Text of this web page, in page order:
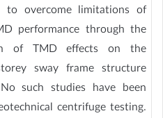
overcome limitations of
performance through the
of TMD effects on the
sway frame structure
such studies have been
centrifuge testing.